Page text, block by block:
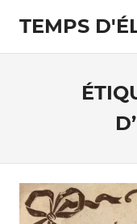
content
TEMPS
Pour